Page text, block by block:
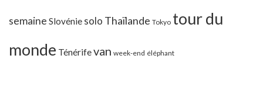
semaine Slovénie solo Thaïlande Tokyo tour du
monde Ténérifevan week-end éléphant